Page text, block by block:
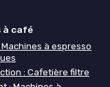
à café
Machines à espresso
: Cafetière filtre